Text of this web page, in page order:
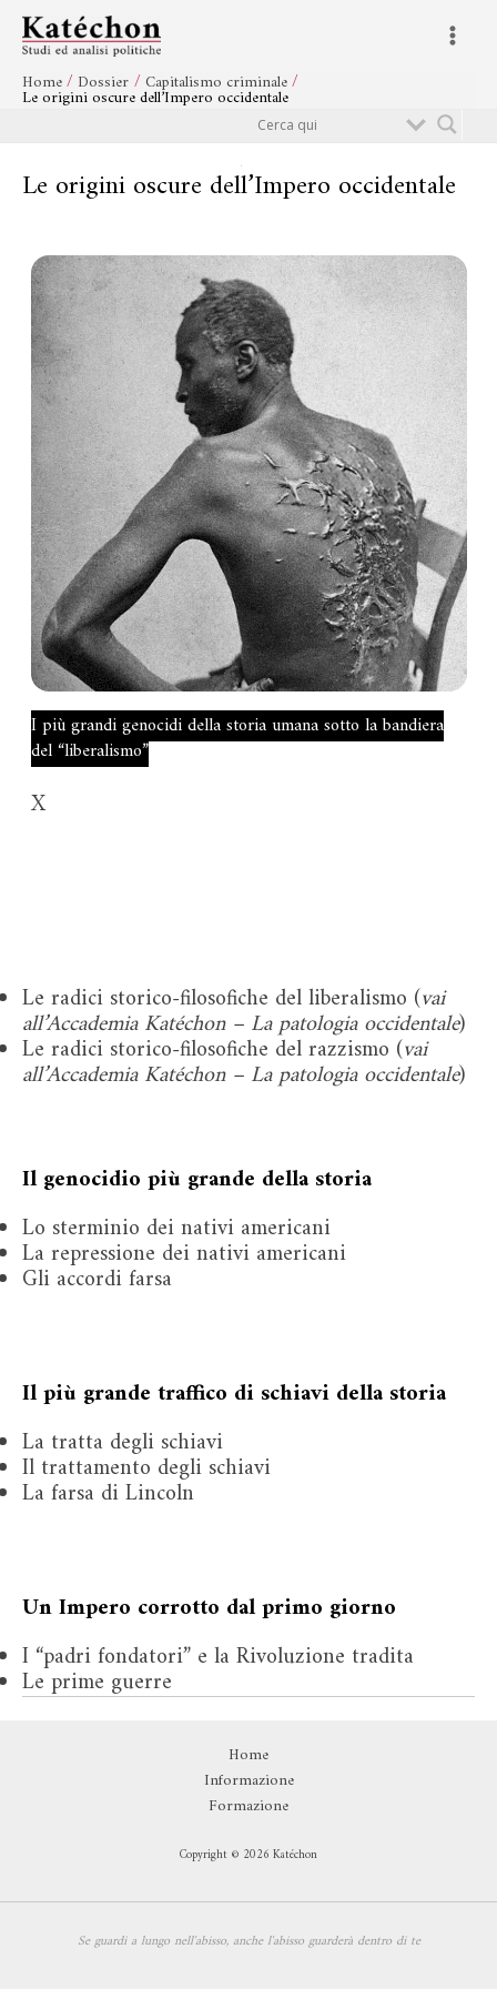
contenuto
Main
Home Dossier Capitalismo criminale
Le origini oscure dell’Impero occidentale
Le origini oscure dell’Impero occidentale
I più grandi genocidi della storia umana sotto la bandiera
del “liberalismo”
X
Le radici storico-filosofiche del liberalismo (vai
all’Accademia Katéchon – La patologia occidentale)
Le radici storico-filosofiche del razzismo (vai
all’Accademia Katéchon – La patologia occidentale)
Il genocidio più grande della storia
Lo sterminio dei nativi americani
La repressione dei nativi americani
Gli accordi farsa
Il più grande traffico di schiavi della storia
La tratta degli schiavi
Il trattamento degli schiavi
La farsa di Lincoln
Un Impero corrotto dal primo giorno
I “padri fondatori” e la Rivoluzione tradita
Le prime guerre
Navigazione
articoli
Home
Informazione
Formazione
Copyright © 2026 Katéchon
Se guardi a lungo nell'abisso, anche l'abisso guarderà dentro di te